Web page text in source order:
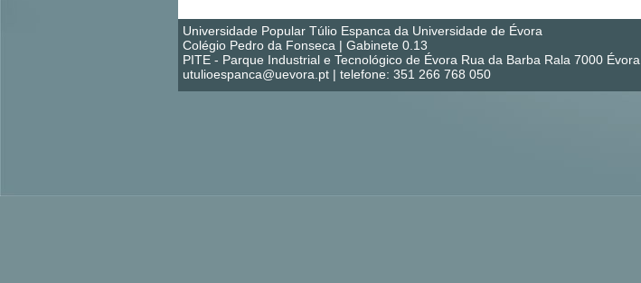
Universidade Popular Túlio Espanca da Universidade de Évora
Colégio Pedro da Fonseca | Gabinete 0.13
PITE - Parque Industrial e Tecnológico de Évora Rua da Barba Rala 7000 Évora
utulioespanca@uevora.pt | telefone: 351 266 768 050